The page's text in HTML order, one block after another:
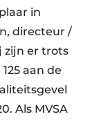
in
directeur /
zijn er trots
aan de
Als MVSA